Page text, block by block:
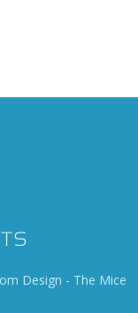
Design - The Mice